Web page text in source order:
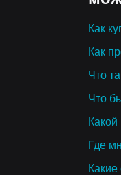
Как
Как
Что
Что
Какой
Где